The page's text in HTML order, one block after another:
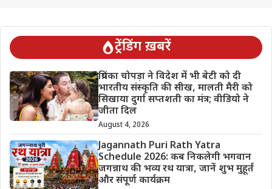
ट्रेंडिंग ख़बरें
प्रियंका चोपड़ा ने विदेश में भी बेटी को दी
भारतीय संस्कृति की सीख, मालती मैरी को
सिखाया दुर्गा सप्तशती का मंत्र; वीडियो ने
जीता दिल
August 4, 2026
Jagannath Puri Rath Yatra
Schedule 2026: कब निकलेगी भगवान
जगन्नाथ की भव्य रथ यात्रा, जानें शुभ मुहूर्त
और संपूर्ण कार्यक्रम